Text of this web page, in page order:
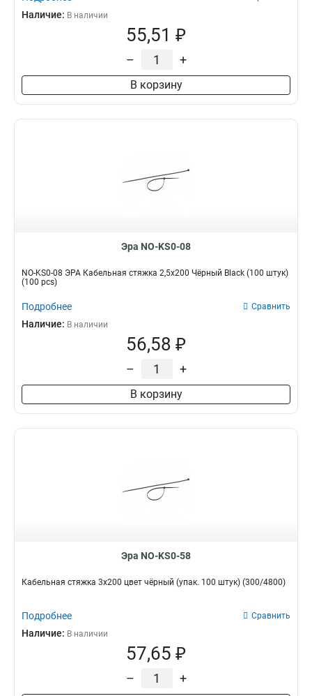
Наличие: В наличии
55,51 ₽
– +
В корзину
Эра NO-KS0-08
NO-KS0-08 ЭРА Кабельная стяжка 2,5х200 Чёрный Black (100 штук)
(100 pcs)
Подробнее Сравнить
Наличие: В наличии
56,58 ₽
– +
В корзину
Эра NO-KS0-58
Кабельная стяжка 3x200 цвет чёрный (упак. 100 штук) (300/4800)
Подробнее Сравнить
Наличие: В наличии
57,65 ₽
– +